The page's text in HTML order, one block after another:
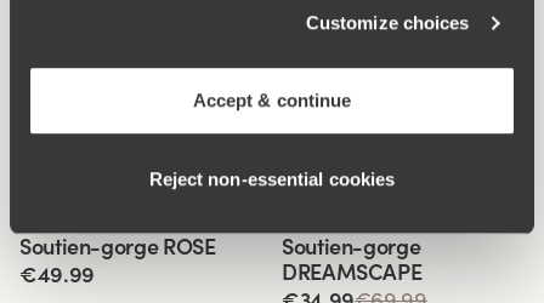
Customize choices
Accept & continue
Reject non‑essential cookies
Instructions de lavage: Lavage délicat 40°C
Numéro ID 843007
Produits associés
Viewing image 1 of 4
Soutien-gorge ROSE
€49.99
Viewing image 1 of 7
Lars Wallin Design
Soutien-gorge
DREAMSCAPE